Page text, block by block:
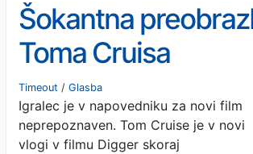
Šokantna
Toma Cruisa
Timeout / Glasba
Igralec je v napovedniku za novi film
neprepoznaven. Tom Cruise je v novi
vlogi v filmu Digger skoraj